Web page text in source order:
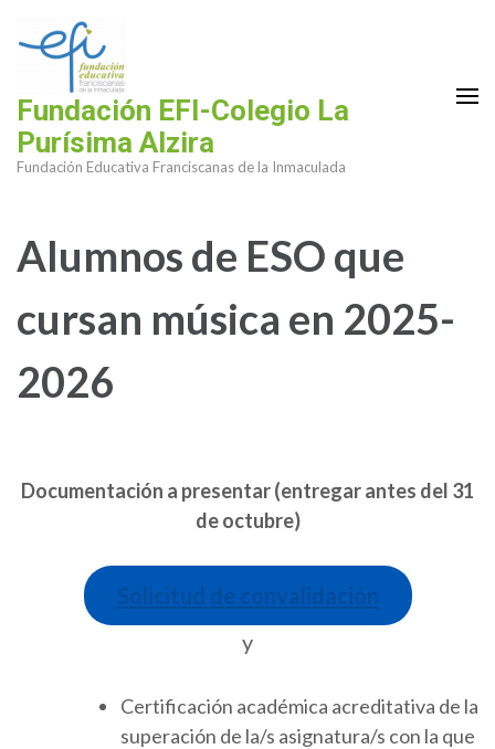
contenido
(presiona
tecla
Fundación EFI-Colegio La
Purísima Alzira
Fundación Educativa Franciscanas de la Inmaculada
Alumnos de ESO que
cursan música en 2025-
2026
Documentación a presentar(entregar antes del 31
de octubre)
Solicitud de convalidación
y
Certificación académica acreditativa de la
superación de la/s asignatura/s con la que